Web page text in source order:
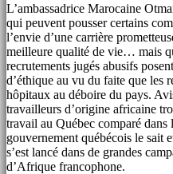
L’ambassadrice Marocaine
qui peuvent pousser certains
l’envie d’une carrière
meilleure qualité de vie… mais
recrutements jugés abusifs
d’éthique au vu du faite que les
hôpitaux au déboire du pays.
travailleurs d’origine africaine
travail au Québec comparé dans
gouvernement québécois le sait
s’est lancé dans de grandes
d’Afrique francophone.